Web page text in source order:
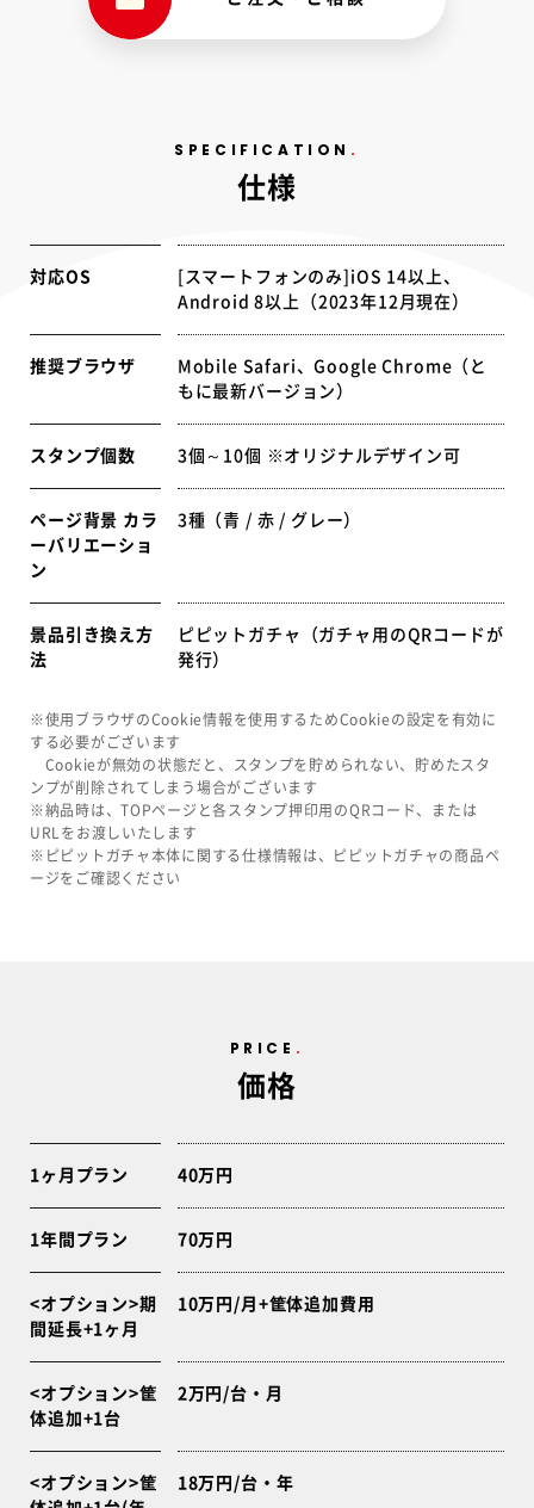
SPECIFICATION
仕様
対応OS
[スマートフォンのみ]iOS 14以上、
Android 8以上（2023年12月現在）
推奨ブラウザ
Mobile Safari、Google Chrome（と
もに最新バージョン）
スタンプ個数 3個～10個 ※オリジナルデザイン可
ページ背景 カラ
ーバリエーショ
ン
3種（青 / 赤 / グレー）
景品引き換え方
法
ピピットガチャ（ガチャ用のQRコードが
発行）
※使用ブラウザのCookie情報を使用するためCookieの設定を有効に
する必要がございます
Cookieが無効の状態だと、スタンプを貯められない、貯めたスタ
ンプが削除されてしまう場合がございます
※納品時は、TOPページと各スタンプ押印用のQRコード、または
URLをお渡しいたします
※ピピットガチャ本体に関する仕様情報は、ピピットガチャの商品ペ
ージをご確認ください
PRICE
価格
1ヶ月プラン 40万円
1年間プラン 70万円
<オプション>期
間延長+1ヶ月
10万円/月+筐体追加費用
<オプション>筐
体追加+1台
2万円/台・月
<オプション>筐
18万円/台・年